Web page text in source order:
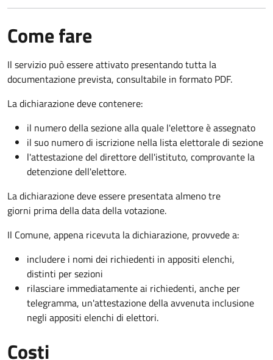
Come fare
Il servizio può essere attivato presentando tutta la
documentazione prevista, consultabile in formato PDF.
La dichiarazione deve contenere:
il numero della sezione alla quale l'elettore è assegnato
il suo numero di iscrizione nella lista elettorale di sezione
l'attestazione del direttore dell'istituto, comprovante la
detenzione dell'elettore.
La dichiarazione deve essere presentata almeno tre
giorni prima della data della votazione.
Il Comune, appena ricevuta la dichiarazione, provvede a:
includere i nomi dei richiedenti in appositi elenchi,
distinti per sezioni
rilasciare immediatamente ai richiedenti, anche per
telegramma, un'attestazione della avvenuta inclusione
negli appositi elenchi di elettori.
Costi